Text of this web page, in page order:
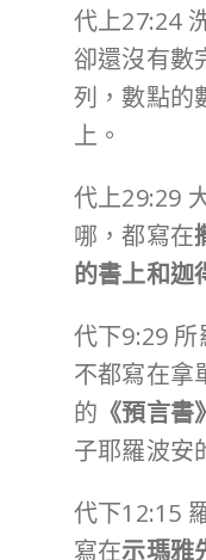
代上27:24
卻還沒有數
列，數點的
上。
代上29:29
哪，都寫在
的書上和迦
代下9:29 所
不都寫在拿
的 《預言書》
子耶羅波安
代下12:15
寫在示瑪雅